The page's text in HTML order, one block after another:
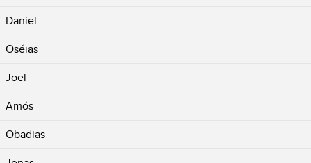
Daniel
Oséias
Joel
Amós
Obadias